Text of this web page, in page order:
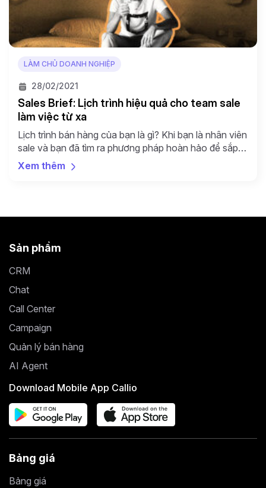
LÀM CHỦ DOANH NGHIỆP
28/02/2021
Sales Brief: Lịch trình hiệu quả cho team sale
làm việc từ xa
Lịch trình bán hàng của bạn là gì? Khi bạn là nhân viên
sale và bạn đã tìm ra phương pháp hoàn hảo để sắp
xếp, cân bằng lịch làm việc một ngày, năng suất bán
hàng của bạn sẽ tăng 1 cách đáng kể. Nhưng để đối
Xem thêm
Sản phẩm
CRM
Chat
Call Center
Campaign
Quản lý bán hàng
AI Agent
Download Mobile App Callio
Bảng giá
Bảng giá